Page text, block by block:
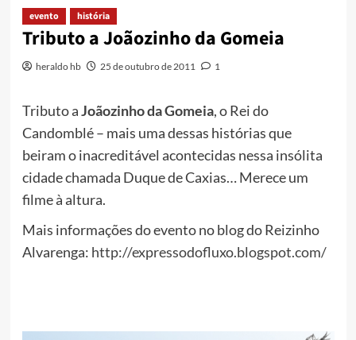
evento história
Tributo a Joãozinho da Gomeia
heraldo hb 25 de outubro de 2011 1
Tributo aJoãozinho da Gomeia, o Rei do
Candomblé – mais uma dessas histórias que
beiram o inacreditável acontecidas nessa insólita
cidade chamada Duque de Caxias… Merece um
filme à altura.
Mais informações do evento no blog do Reizinho
Alvarenga: http://expressodofluxo.blogspot.com/